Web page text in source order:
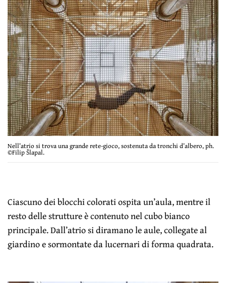
Nell’atrio si trova una grande rete-gioco, sostenuta da tronchi d’albero, ph.
©Filip Šlapal.
Ciascuno dei blocchi colorati ospita un’aula, mentre il
resto delle strutture è contenuto nel cubo bianco
principale. Dall’atrio si diramano le aule, collegate al
giardino e sormontate da lucernari di forma quadrata.